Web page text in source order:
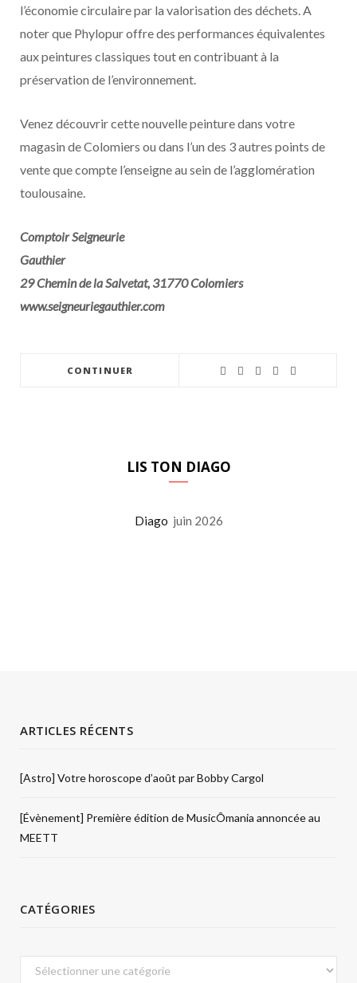
l’économie circulaire par la valorisation des déchets. A
noter que Phylopur offre des performances équivalentes
aux peintures classiques tout en contribuant à la
préservation de l’environnement.
Venez découvrir cette nouvelle peinture dans votre
magasin de Colomiers ou dans l’un des 3 autres points de
vente que compte l’enseigne au sein de l’agglomération
toulousaine.
Comptoir Seigneurie
Gauthier
29 Chemin de la Salvetat, 31770 Colomiers
www.seigneuriegauthier.com
CONTINUER
LIS TON DIAGO
Diago juin 2026
ARTICLES RÉCENTS
[Astro] Votre horoscope d’août par Bobby Cargol
[Évènement] Première édition de MusicÔmania annoncée au
MEETT
CATÉGORIES
Catégories